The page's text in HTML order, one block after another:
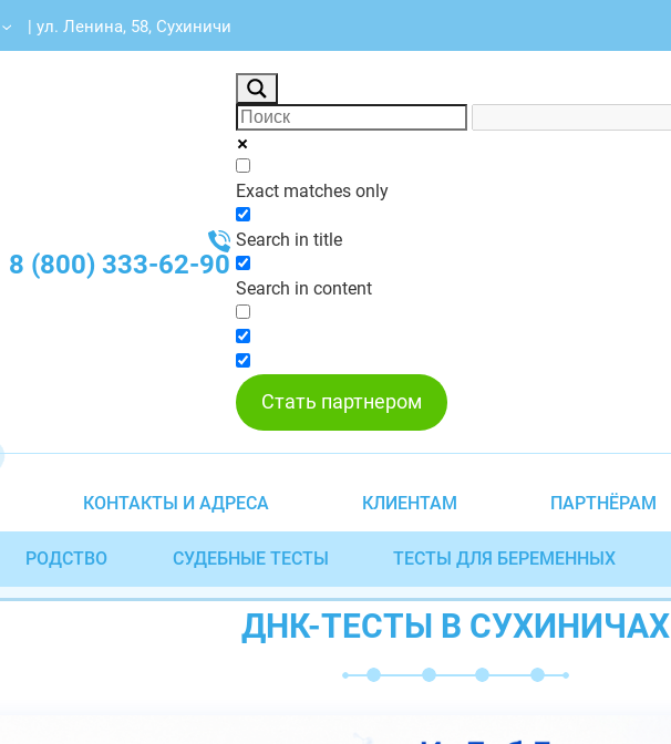
| ул. Ленина, 58, Сухиничи
8 (800) 333-62-90
Exact matches only
Search in title
Search in content
Стать партнером
КОНТАКТЫ И АДРЕСА КЛИЕНТАМ ПАРТНЁРАМ
РОДСТВО СУДЕБНЫЕ ТЕСТЫ ТЕСТЫ ДЛЯ БЕРЕМЕННЫХ
ДНК-ТЕСТЫ В СУХИНИЧАХ